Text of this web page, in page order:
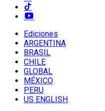
Ediciones
ARGENTINA
BRASIL
CHILE
GLOBAL
MÉXICO
PERU
US ENGLISH